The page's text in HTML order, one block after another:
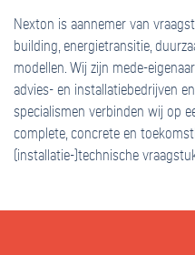
Nexton is aannemer van
building, energietransitie,
modellen. Wij zijn mede-
advies- en installatiebedrijven
specialismen verbinden wij op
complete, concrete en
(installatie-)technische